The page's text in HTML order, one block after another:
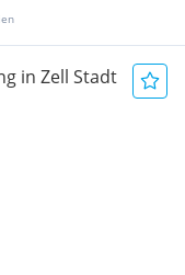
in Zell Stadt